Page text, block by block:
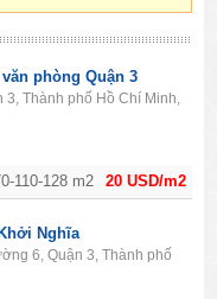
20 USD/m2
110-128 m2
phòng Quận 3
3, Thành phố Hồ Chí Minh,
Nghĩa
6, Quận 3, Thành phố